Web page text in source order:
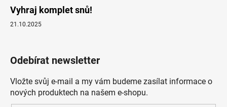
Vyhraj komplet snů!
21.10.2025
Odebírat newsletter
Vložte svůj e-mail a my vám budeme zasílat informace o
nových produktech na našem e-shopu.